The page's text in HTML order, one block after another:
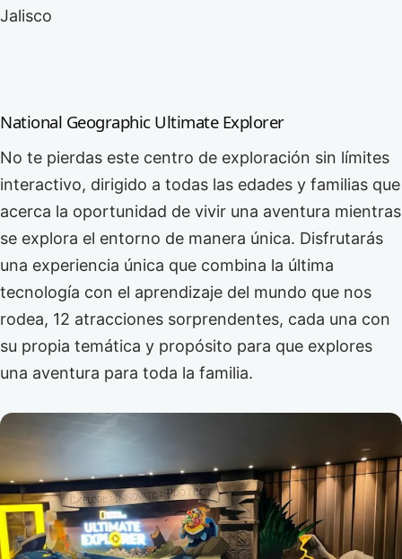
Jalisco
National Geographic Ultimate Explorer
No te pierdas este centro de exploración sin límites
interactivo, dirigido a todas las edades y familias que
acerca la oportunidad de vivir una aventura mientras
se explora el entorno de manera única. Disfrutarás
una experiencia única que combina la última
tecnología con el aprendizaje del mundo que nos
rodea, 12 atracciones sorprendentes, cada una con
su propia temática y propósito para que explores
una aventura para toda la familia.